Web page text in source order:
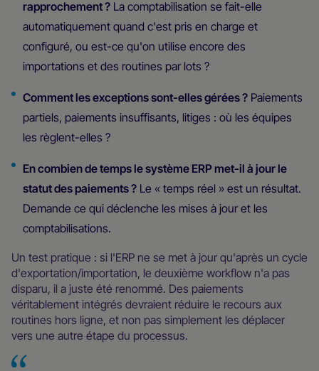
rapprochement ? La comptabilisation se fait-elle
automatiquement quand c'est pris en charge et
configuré, ou est-ce qu'on utilise encore des
importations et des routines par lots ?
Comment les exceptions sont-elles gérées ? Paiements
partiels, paiements insuffisants, litiges : où les équipes
les règlent-elles ?
En combien de temps le système ERP met-il à jour le
statut des paiements ? Le « temps réel » est un résultat.
Demande ce qui déclenche les mises à jour et les
comptabilisations.
Un test pratique : si l'ERP ne se met à jour qu'après un cycle
d'exportation/importation, le deuxième workflow n'a pas
disparu, il a juste été renommé. Des paiements
véritablement intégrés devraient réduire le recours aux
routines hors ligne, et non pas simplement les déplacer
vers une autre étape du processus.